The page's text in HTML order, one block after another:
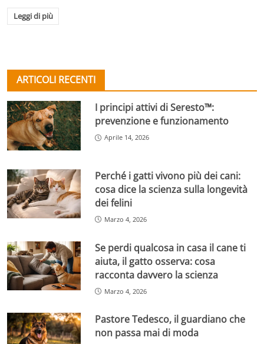
Leggi di più
ARTICOLI RECENTI
I principi attivi di Seresto™:
prevenzione e funzionamento
Aprile 14, 2026
Perché i gatti vivono più dei cani:
cosa dice la scienza sulla longevità
dei felini
Marzo 4, 2026
Se perdi qualcosa in casa il cane ti
aiuta, il gatto osserva: cosa
racconta davvero la scienza
Marzo 4, 2026
Pastore Tedesco, il guardiano che
non passa mai di moda